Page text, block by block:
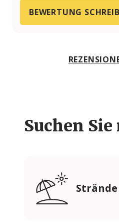
BEWERTUNG
Suchen Sie
Strände